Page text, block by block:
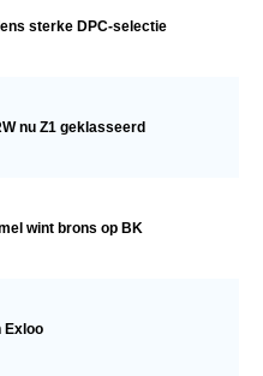
sterke DPC-selectie
nu Z1 geklasseerd
wint brons op BK
Exloo